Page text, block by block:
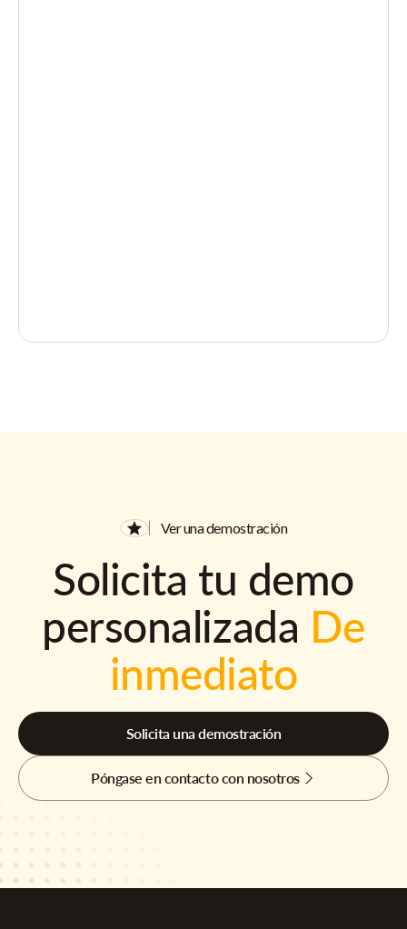
Ver una demostración
Solicita tu demo
personalizada De
inmediato
Solicita una demostración
Póngase en contacto con nosotros